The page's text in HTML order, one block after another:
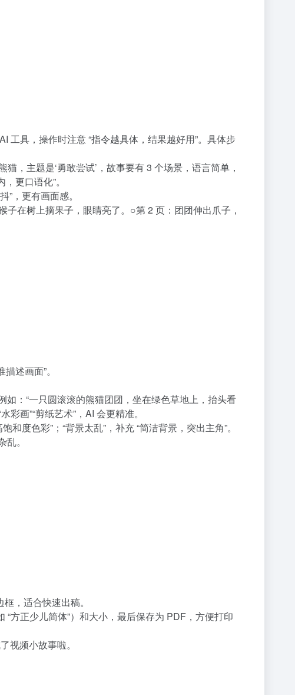
具，操作时注意 “指令越具体，结果越好用”。具体步
，主题是‘勇敢尝试’，故事要有 3 个场景，语言简单，
更口语化”。
，更有画面感。
在树上摘果子，眼睛亮了。○第 2 页：团团伸出爪子，
述画面”。
：“一只圆滚滚的熊猫团团，坐在绿色草地上，抬头看
画”“剪纸艺术”，AI 会更精准。
度色彩”；“背景太乱”，补充 “简洁背景，突出主角”。
。
，适合快速出稿。
方正少儿简体”）和大小，最后保存为 PDF，方便打印
视频小故事啦。